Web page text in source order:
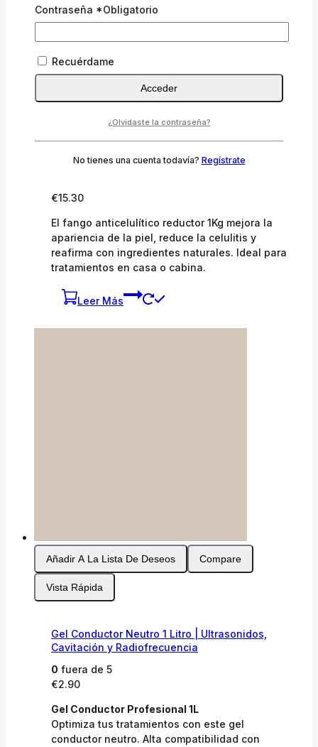
Añadir A La Lista De Deseos Compare
Vista Rápida
drena y tonifica
€15.30
El fango anticelulítico reductor 1Kg mejora la
apariencia de la piel, reduce la celulitis y
reafirma con ingredientes naturales. Ideal para
tratamientos en casa o cabina.
Leer Más
Añadir A La Lista De Deseos Compare
Vista Rápida
Gel Conductor Neutro 1 Litro | Ultrasonidos,
Cavitación y Radiofrecuencia
0 fuera de 5
€2.90
Gel Conductor Profesional 1L
Optimiza tus tratamientos con este gel
conductor neutro. Alta compatibilidad con
Contraseña *Obligatorio
Recuérdame
Acceder
¿Olvidaste la contraseña?
No tienes una cuenta todavía? Regístrate